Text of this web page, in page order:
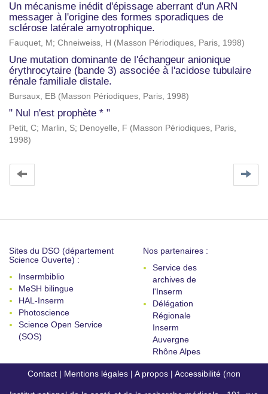
Un mécanisme inédit d'épissage aberrant d'un ARN
messager à l'origine des formes sporadiques de
sclérose latérale amyotrophique.
Fauquet, M ; Chneiweiss, H (Masson Périodiques, Paris, 1998)
Une mutation dominante de l'échangeur anionique
érythrocytaire (bande 3) associée à l'acidose tubulaire
rénale familiale distale.
Bursaux, EB (Masson Périodiques, Paris, 1998)
" Nul n'est prophète * "
Petit, C; Marlin, S; Denoyelle, F (Masson Périodiques, Paris,
1998)
Sites du DSO (département
Science Ouverte) :
Insermbiblio
MeSH bilingue
HAL-Inserm
Photoscience
Science Open Service
(SOS)
Nos partenaires :
Service des
archives de
l'Inserm
Délégation
Régionale
Inserm
Auvergne
Rhône Alpes
Contact | Mentions légales | A propos | Accessibilité (non